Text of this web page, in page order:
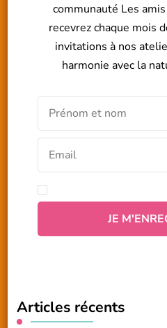
communauté Les
recevrez chaque mois
invitations à nos
harmonie avec la
Articles récents